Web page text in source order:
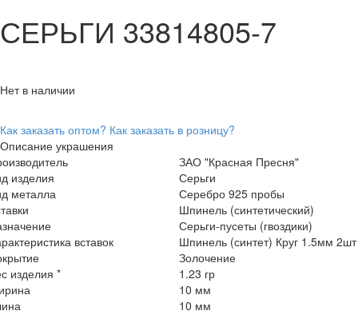
СЕРЬГИ 33814805-7
Нет в наличии
Как заказать оптом? Как заказать в розницу?
Описание украшения
ЗАО "Красная Пресня"
изделия
Серьги
металла
Серебро 925 пробы
Шпинель (синтетический)
Серьги-пусеты (гвоздики)
вставок
Шпинель (синтет) Круг 1.5мм 2шт
Золочение
изделия *
1.23 гр
10 мм
10 мм